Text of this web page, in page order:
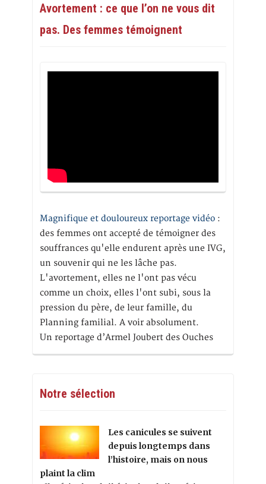
Avortement : ce que l’on ne vous dit
pas. Des femmes témoignent
Magnifique et douloureux reportage vidéo :
des femmes ont accepté de témoigner des
souffrances qu'elle endurent après une IVG,
un souvenir qui ne les lâche pas.
L'avortement, elles ne l'ont pas vécu
comme un choix, elles l'ont subi, sous la
pression du père, de leur famille, du
Planning familial. A voir absolument.
Un reportage d’Armel Joubert des Ouches
Notre sélection
Les canicules se suivent
depuis longtemps dans
l’histoire, mais on nous
plaint la clim